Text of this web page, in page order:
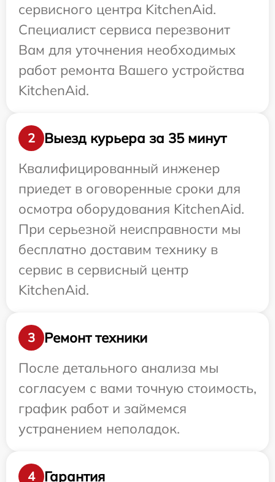
сервисного центра KitchenAid.
Специалист сервиса перезвонит
Вам для уточнения необходимых
работ ремонта Вашего устройства
KitchenAid.
2
Выезд курьера за 35 минут
Квалифицированный инженер
приедет в оговоренные сроки для
осмотра оборудования KitchenAid.
При серьезной неисправности мы
бесплатно доставим технику в
сервис в сервисный центр
KitchenAid.
3
Ремонт техники
После детального анализа мы
согласуем с вами точную стоимость,
график работ и займемся
устранением неполадок.
4 Гарантия